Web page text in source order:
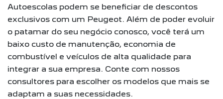
Autoescolas podem se beneficiar de descontos
exclusivos com um Peugeot. Além de poder evoluir
o patamar do seu negócio conosco, você terá um
baixo custo de manutenção, economia de
combustível e veículos de alta qualidade para
integrar a sua empresa. Conte com nossos
consultores para escolher os modelos que mais se
adaptam a suas necessidades.